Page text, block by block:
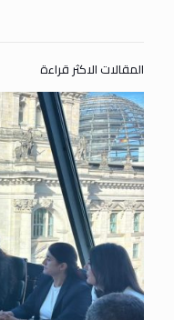
المقالات الاكثر قراءة